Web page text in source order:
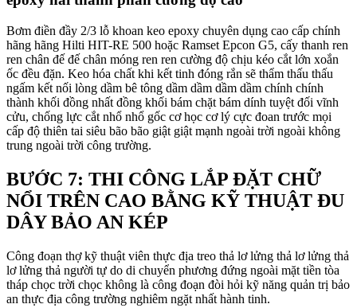
Bơm điền đầy 2/3 lỗ khoan keo epoxy chuyên dụng cao cấp chính
hãng hãng Hilti HIT-RE 500 hoặc Ramset Epcon G5, cấy thanh ren
ren chân đế đế chân móng ren ren cường độ chịu kéo cắt lớn xoắn
ốc đều đặn. Keo hóa chất khi kết tinh đóng rắn sẽ thẩm thấu thấu
ngấm kết nối lòng dầm bê tông dầm dầm dầm dầm chính chính
thành khối đồng nhất đồng khối bám chặt bám dính tuyệt đối vĩnh
cửu, chống lực cắt nhổ nhổ gốc cơ học cơ lý cực đoan trước mọi
cấp độ thiên tai siêu bão bão giật giật mạnh ngoài trời ngoài không
trung ngoài trời công trường.
BƯỚC 7: THI CÔNG LẮP ĐẶT CHỮ
NỔI TRÊN CAO BẰNG KỸ THUẬT ĐU
DÂY BẢO AN KÉP
Công đoạn thợ kỹ thuật viên thực địa treo thả lơ lửng thả lơ lửng thả
lơ lửng thả người tự do di chuyển phương đứng ngoài mặt tiền tòa
tháp chọc trời chọc không là công đoạn đòi hỏi kỹ năng quản trị bảo
an thực địa công trường nghiêm ngặt nhất hành tinh.